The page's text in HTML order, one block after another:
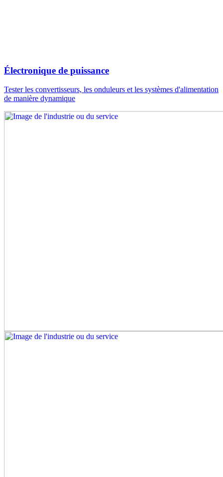
Électronique de puissance
Tester les convertisseurs, les onduleurs et les systèmes d'alimentation
de manière dynamique